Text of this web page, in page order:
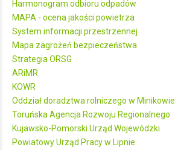
Harmonogram odbioru odpadów
MAPA - ocena jakości powietrza
System informacji przestrzennej
Mapa zagrożeń bezpieczeństwa
Strategia ORSG
ARiMR
KOWR
Oddział doradztwa rolniczego w Minikowie
Toruńska Agencja Rozwoju Regionalnego
Kujawsko-Pomorski Urząd Wojewódzki
Powiatowy Urząd Pracy w Lipnie